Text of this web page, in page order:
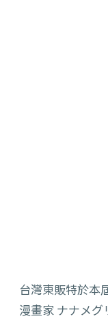
台灣東販特於本
漫畫家 ナナメグ